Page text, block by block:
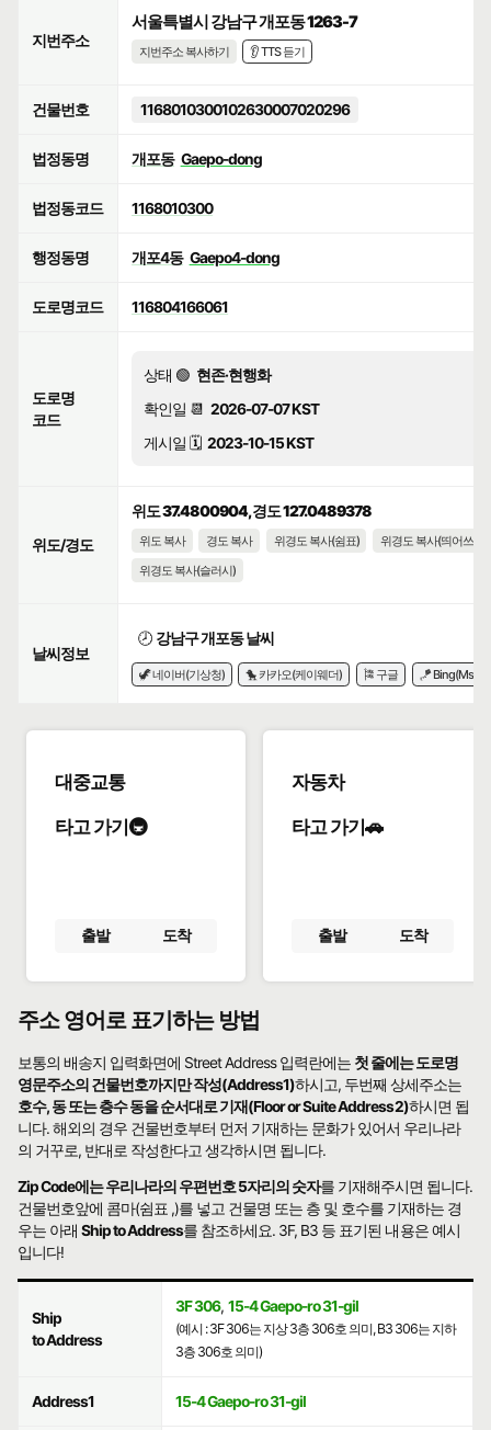
지번주소
서울특별시 강남구 개포동 1263-7
지번주소 복사하기 👂 TTS 듣기
건물번호 1168010300102630007020296
법정동명 개포동 Gaepo-dong
법정동코드 1168010300
행정동명 개포4동 Gaepo4-dong
도로명코드 116804166061
도로명
코드
상태 🟢 현존·현행화
확인일 📆 2026-07-07 KST
게시일 🗓️ 2023-10-15 KST
위도/경도
위도 37.4800904, 경도 127.0489378
위도 복사 경도 복사 위경도 복사(쉼표)
위경도 복사(띄어쓰기)
위경도 복사(슬러시)
날씨정보
🕗 강남구 개포동 날씨
🦖 네이버(기상청) 🐤 카카오(케이웨더) 🎏 구글 🪁 Bing(Msn)
대중교통
타고 가기🚇
출발 도착
자동차
타고 가기🚗
출발 도착
주소 영어로 표기하는 방법
보통의 배송지 입력화면에 Street Address 입력란에는 첫 줄에는 도로명
영문주소의 건물번호까지만 작성(Address1)하시고, 두번째 상세주소는
호수, 동 또는 층수 동을 순서대로 기재(Floor or Suite Address2)하시면 됩
니다. 해외의 경우 건물번호부터 먼저 기재하는 문화가 있어서 우리나라
의 거꾸로, 반대로 작성한다고 생각하시면 됩니다.
Zip Code에는 우리나라의 우편번호 5자리의 숫자를 기재해주시면 됩니다.
건물번호앞에 콤마(쉼표 ,)를 넣고 건물명 또는 층 및 호수를 기재하는 경
우는 아래Ship to Address를 참조하세요. 3F, B3 등 표기된 내용은 예시
입니다!
Ship
to Address
3F 306, 15-4 Gaepo-ro 31-gil
(예시 : 3F 306는 지상 3층 306호 의미, B3 306는 지하
3층 306호 의미)
Address1 15-4 Gaepo-ro 31-gil